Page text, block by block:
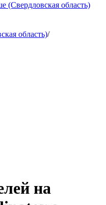
(Свердловская область)
область)/
на